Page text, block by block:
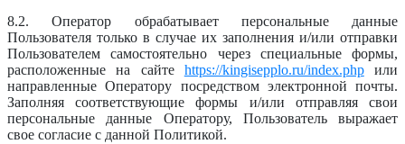
8.2. Оператор обрабатывает персональные данные
Пользователя только в случае их заполнения и/или отправки
Пользователем самостоятельно через специальные формы,
расположенные на сайте https://kingisepplo.ru/index.phpили
направленные Оператору посредством электронной почты.
Заполняя соответствующие формы и/или отправляя свои
персональные данные Оператору, Пользователь выражает
свое согласие с данной Политикой.